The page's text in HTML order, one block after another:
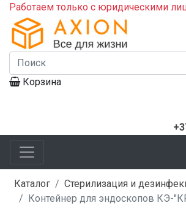
Работаем только с юридическими
Корзина
Каталог
Стерилизация и
Контейнер для эндоскопов КЭ-